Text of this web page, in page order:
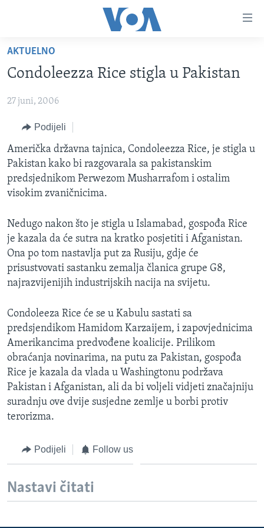
glavni
sadržaj
na
navigaciju
Idi
na
pretragu
TV PROGRAM
FOTOGRAFIJE DANA
VIJESTI
SJEDINJENE AMERIČKE DRŽAVE
BOSNA I HERCEGOVINA
SVIJET
NAUKA I TEHNOLOGIJA
SPECIJALNI PROJEKTI
KORUPCIJA
ŽENSKA STRANA
IZBJEGLIČKA STRANA
MAGAZIN
Learning English
PRATITE NAS
Jezici
AKTUELNO
Condoleezza Rice stigla u Pakistan
27 juni, 2006
Podijeli
Američka državna tajnica, Condoleezza Rice, je stigla u
Pakistan kako bi razgovarala sa pakistanskim
predsjednikom Perwezom Musharrafom i ostalim
visokim zvaničnicima.
Nedugo nakon što je stigla u Islamabad, gospođa Rice
je kazala da će sutra na kratko posjetiti i Afganistan.
Ona po tom nastavlja put za Rusiju, gdje će
prisustvovati sastanku zemalja članica grupe G8,
najrazvijenijih industrijskih nacija na svijetu.
Condoleeza Rice će se u Kabulu sastati sa
predsjendikom Hamidom Karzaijem, i zapovjednicima
Amerikancima predvođene koalicije. Prilikom
obraćanja novinarima, na putu za Pakistan, gospođa
Rice je kazala da vlada u Washingtonu podržava
Pakistan i Afganistan, ali da bi voljeli vidjeti značajniju
suradnju ove dvije susjedne zemlje u borbi protiv
terorizma.
Podijeli Follow us
Nastavi čitati